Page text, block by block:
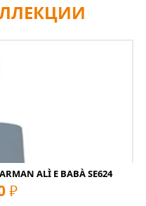
ALÌ E BABÀ SE624
руб